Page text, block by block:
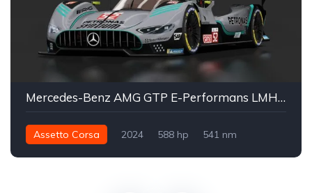
Mercedes-Benz AMG GTP E-Performans LMH 2025
Assetto Corsa 2024 588 hp
541 nm